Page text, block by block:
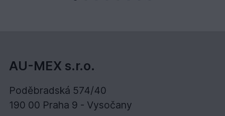
AU-MEX s.r.o.
Poděbradská 574/40
190 00 Praha 9 - Vysočany